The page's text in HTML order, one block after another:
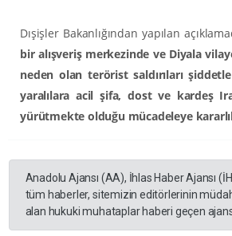
Dışişler Bakanlığından yapılan
bir alışveriş merkezinde ve Diyala
neden olan terörist saldırıları
yaralılara acil şifa, dost ve kardeş
yürütmekte olduğu mücadeleye
Anadolu Ajansı (AA), İhlas Haber Ajansı
tüm haberler, sitemizin editörlerinin
alan hukuki muhataplar haberi geçen